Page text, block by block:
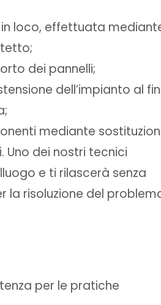
loco, effettuata
dei pannelli;
dell’impianto al
mediante
Uno dei nostri tecnici
e ti rilascerà senza
la risoluzione del
per le pratiche